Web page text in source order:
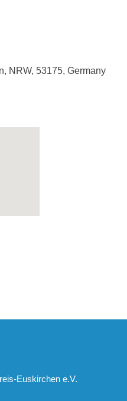
NRW, 53175, Germany
Euskirchen e.V.